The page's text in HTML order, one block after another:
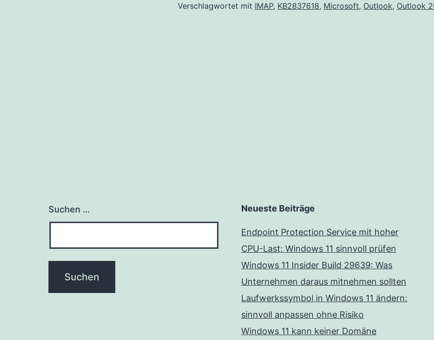
Strato
Verschlagwortet mit IMAP, KB2837618, Microsoft, Outlook, Outlook
Suchen … Neueste Beiträge
Endpoint Protection Service mit hoher
CPU-Last: Windows 11 sinnvoll prüfen
Windows 11 Insider Build 29639: Was
Unternehmen daraus mitnehmen sollten
Laufwerkssymbol in Windows 11 ändern:
sinnvoll anpassen ohne Risiko
Windows 11 kann keiner Domäne